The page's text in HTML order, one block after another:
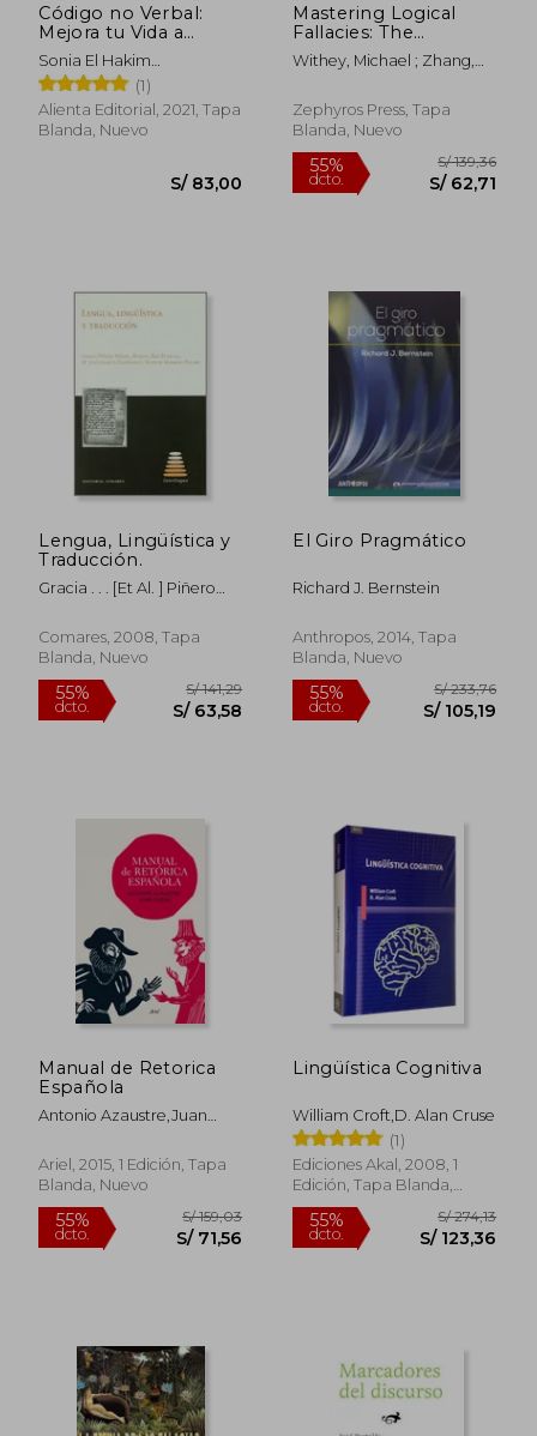
dcto. dcto.
S/ 66,74
55%
dcto.
Código no Verbal:
Mejora tu Vida a
Través de la
Comunicación no
Verbal (Sin Colección)
Sonia El Hakim
L&Oacute;Pez
(1)
Alienta Editorial, 2021, Tapa
Blanda, Nuevo
Mastering Logical
Fallacies: The
Definitive Guide to
Flawless Rhetoric and
Inglés)
Withey, Michael ; Zhang,
Zephyros Press, Tapa
Blanda, Nuevo
Lengua, Lingüística y
Traducción.
Gracia . . . [Et Al. ] Piñero
Comares, 2008, Tapa
Blanda, Nuevo
El Giro Pragmático
Richard J. Bernstein
Anthropos, 2014, Tapa
Blanda, Nuevo
Manual de Retorica
Española
Antonio Azaustre,Juan
Ariel, 2015, 1 Edición, Tapa
Blanda, Nuevo
Lingüística Cognitiva
William Croft,D. Alan Cruse
(1)
Ediciones Akal, 2008, 1
Edición, Tapa Blanda,
Nuevo